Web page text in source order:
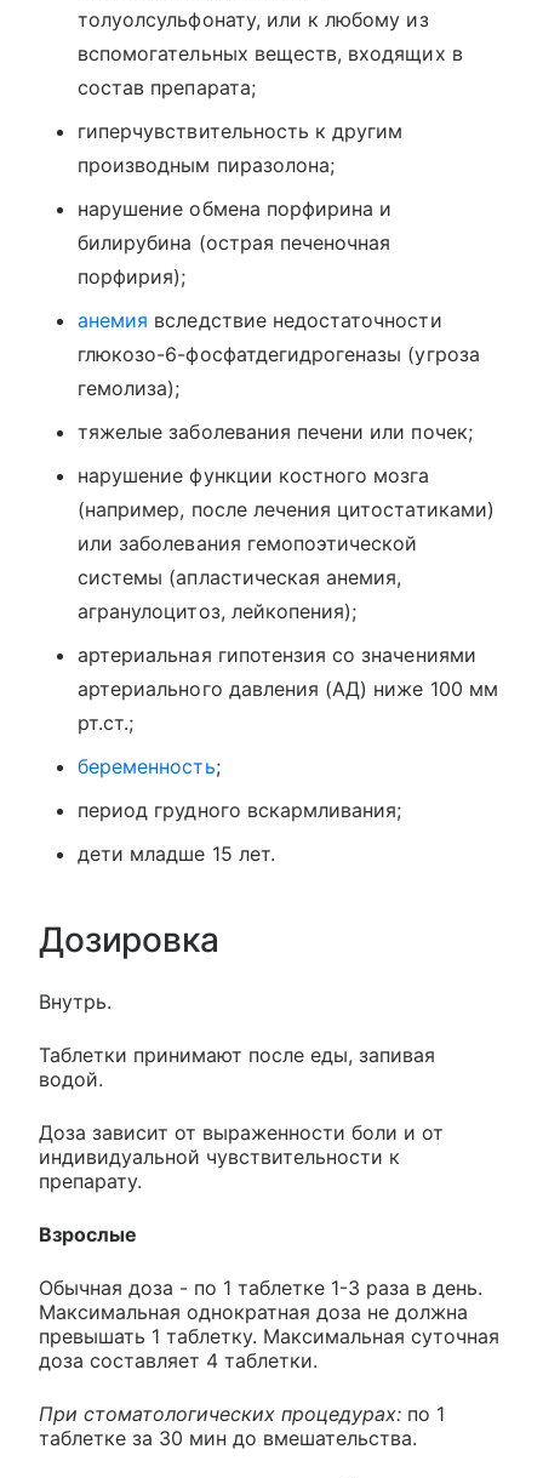
толуолсульфонату, или к любому из
вспомогательных веществ, входящих в
состав препарата;
гиперчувствительность к другим
производным пиразолона;
нарушение обмена порфирина и
билирубина (острая печеночная
порфирия);
анемия вследствие недостаточности
глюкозо-6-фосфатдегидрогеназы (угроза
гемолиза);
тяжелые заболевания печени или почек;
нарушение функции костного мозга
(например, после лечения цитостатиками)
или заболевания гемопоэтической
системы (апластическая анемия,
агранулоцитоз, лейкопения);
артериальная гипотензия со значениями
артериального давления (АД) ниже 100 мм
рт.ст.;
беременность;
период грудного вскармливания;
дети младше 15 лет.
Дозировка
Внутрь.
Таблетки принимают после еды, запивая
водой.
Доза зависит от выраженности боли и от
индивидуальной чувствительности к
препарату.
Взрослые
Обычная доза - по 1 таблетке 1-3 раза в день.
Максимальная однократная доза не должна
превышать 1 таблетку. Максимальная суточная
доза составляет 4 таблетки.
При стоматологических процедурах: по 1
таблетке за 30 мин до вмешательства.